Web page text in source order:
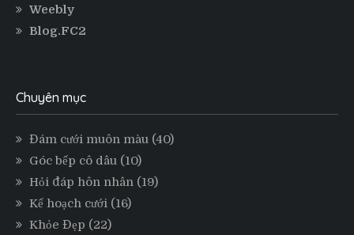
Weebly
Blog.FC2
Chuyên mục
Đám cưới muôn màu (40)
Góc bếp cô dâu (10)
Hỏi đáp hôn nhân (19)
Kế hoạch cưới (16)
Khỏe Đẹp (22)